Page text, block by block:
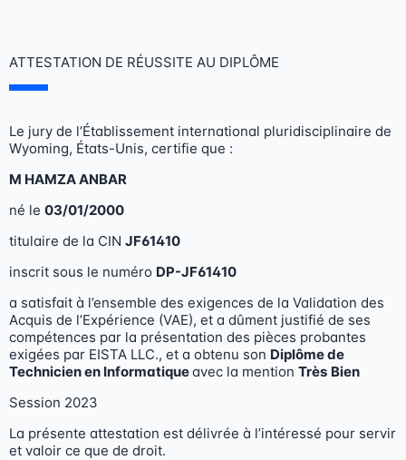
ATTESTATION DE RÉUSSITE AU DIPLÔME
Le jury de l’Établissement international pluridisciplinaire de
Wyoming, États-Unis, certifie que :
M HAMZA ANBAR
né le 03/01/2000
titulaire de la CIN JF61410
inscrit sous le numéro DP-JF61410
a satisfait à l’ensemble des exigences de la Validation des
Acquis de l’Expérience (VAE), et a dûment justifié de ses
compétences par la présentation des pièces probantes
exigées par EISTA LLC., et a obtenu son Diplôme de
Technicien en Informatiqueavec la mention Très Bien
Session 2023
La présente attestation est délivrée à l’intéressé pour servir
et valoir ce que de droit.